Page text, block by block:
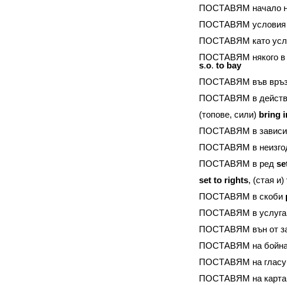
ПОСТАВЯМ начало
ПОСТАВЯМ условия
ПОСТАВЯМ като
ПОСТАВЯМ някого в
s.o. to bay
ПОСТАВЯМ във
ПОСТАВЯМ в
(топове, сили) bring
ПОСТАВЯМ в
ПОСТАВЯМ в
ПОСТАВЯМ в ред
set to rights, (стая и)
ПОСТАВЯМ в скоби
ПОСТАВЯМ в
ПОСТАВЯМ вън от
ПОСТАВЯМ на бойна
ПОСТАВЯМ на
ПОСТАВЯМ на карта